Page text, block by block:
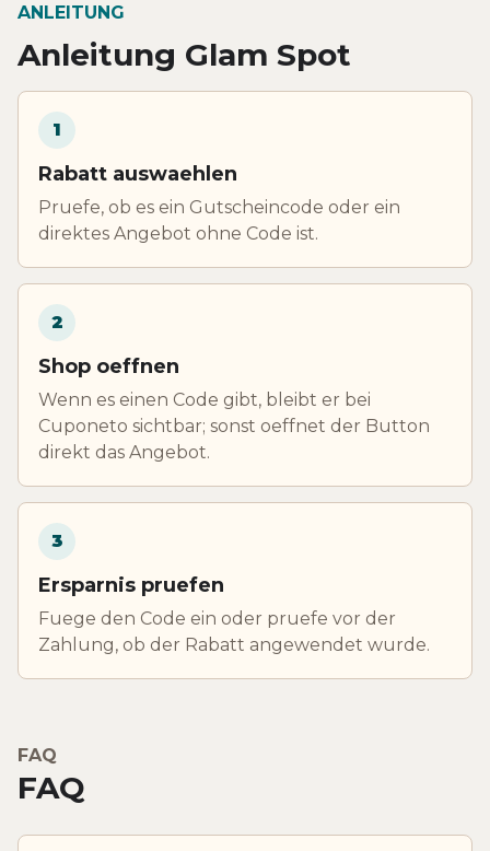
ANLEITUNG
Anleitung Glam Spot
1
Rabatt auswaehlen
Pruefe, ob es ein Gutscheincode oder ein
direktes Angebot ohne Code ist.
2
Shop oeffnen
Wenn es einen Code gibt, bleibt er bei
Cuponeto sichtbar; sonst oeffnet der Button
direkt das Angebot.
3
Ersparnis pruefen
Fuege den Code ein oder pruefe vor der
Zahlung, ob der Rabatt angewendet wurde.
FAQ
FAQ